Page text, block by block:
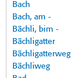
Bach
Bach, am -
Bächli, bim -
Bächligatter
Bächligatterweg
Bächliweg